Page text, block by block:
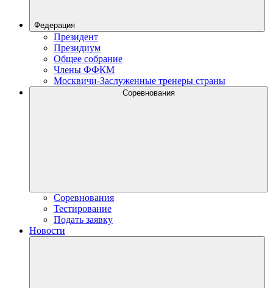
Федерация
Президент
Президиум
Общее собрание
Члены ФФКМ
Москвичи-Заслуженные тренеры страны
Соревнования
Соревнования
Тестирование
Подать заявку
Новости